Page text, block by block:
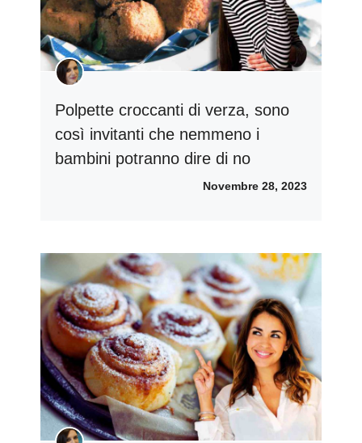
Polpette croccanti di verza, sono
così invitanti che nemmeno i
bambini potranno dire di no
Novembre 28, 2023